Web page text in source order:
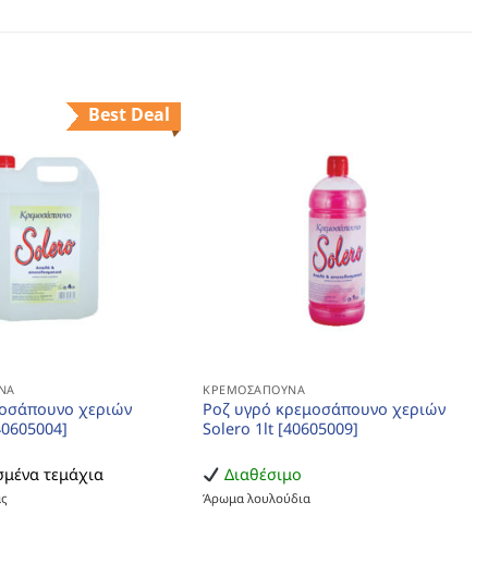
Best Deal
χεριών
τεμάχια
ΚΡΕΜΟΣΆΠΟΥΝΑ
Ροζ υγρό κρεμοσάπουνο χεριών
Solero 1lt [40605009]
Διαθέσιμο
Άρωμα λουλούδια